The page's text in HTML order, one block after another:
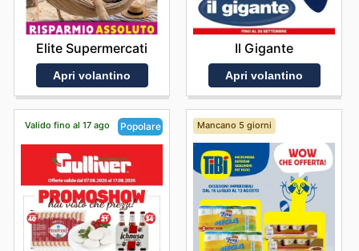
Elite Supermercati
Apri volantino
Il Gigante
Apri volantino
Valido fino al 17 ago Popolare Mancano 5 giorni